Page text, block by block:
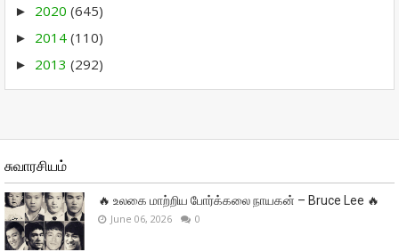
► 2020 (645)
► 2014 (110)
► 2013 (292)
சுவாரசியம்
🔥 உலகை மாற்றிய போர்க்கலை நாயகன் – Bruce Lee 🔥
June 06, 2026 0